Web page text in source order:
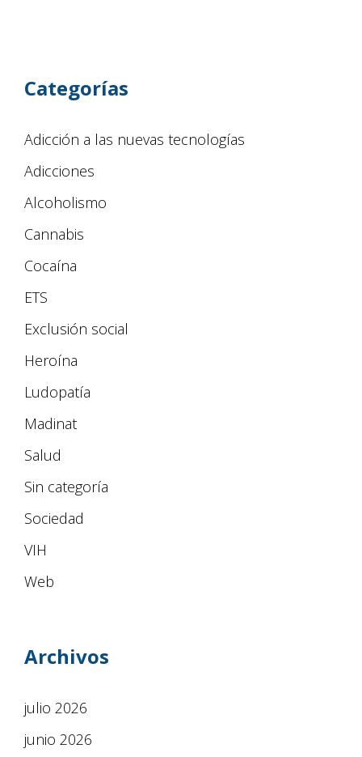
Categorías
Adicción a las nuevas tecnologías
Adicciones
Alcoholismo
Cannabis
Cocaína
ETS
Exclusión social
Heroína
Ludopatía
Madinat
Salud
Sin categoría
Sociedad
VIH
Web
Archivos
julio 2026
junio 2026